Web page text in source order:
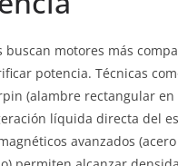
buscan motores más
potencia. Técnicas
(alambre rectangular en
líquida directa del
avanzados